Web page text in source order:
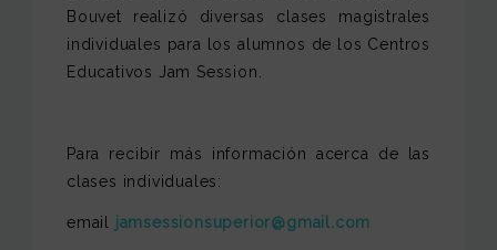
Bouvet realizó diversas clases magistrales
individuales para los alumnos de los Centros
Educativos Jam Session.
Para recibir más información acerca de las
clases individuales:
email jamsessionsuperior@gmail.com